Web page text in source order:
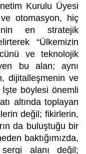
Kurulu Üyesi
otomasyon, hiç
en stratejik
“Ülkemizin
ve teknolojik
bu alan; aynı
dijitalleşmenin ve
böylesi önemli
altında toplayan
değil; fikirlerin,
da buluştuğu bir
baktığımızda,
alanı değil;